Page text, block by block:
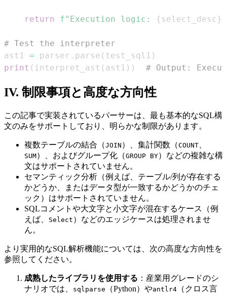
return f"Execution logic: { select_desc }
# Test the interpreter
ast1 = parser . parse ( test_sql1 )
print ( interpret_ast ( ast1 ) ) # Output:
IV. 制限事項と高度な方向性
この記事で実装されているパーサーは、最も基本的なSQL構
文のみをサポートしており、明らかな制限があります。
複数テーブルの結合（JOIN ）、集計関数（COUNT
SUM）、およびグループ化（GROUP BY）などの複雑な構
文はサポートされていません。
セマンティック分析（例えば、テーブル/列が存在する
かどうか、またはデータ型が一致するかどうかのチェ
ック）はサポートされていません。
SQLコメントや大文字と小文字が混在するケース（例
えば、
Select ）などのエッジケースは処理されませ
ん。
より実用的なSQL解析機能については、次の高度な方向性を
参照してください。
成熟したライブラリを使用する ：産業用グレードのシ
ナリオでは、
sqlparse （Python）やantlr4 （クロス言